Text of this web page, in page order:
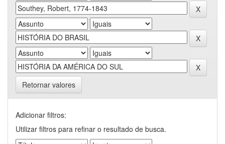
Retornar valores
Adicionar filtros:
Utilizar filtros para refinar o resultado de busca.